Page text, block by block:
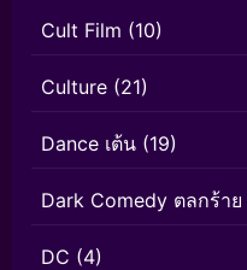
Cult Film (10)
Culture (21)
Dance เต้น (19)
Dark Comedy ตลกร้าย
DC (4)